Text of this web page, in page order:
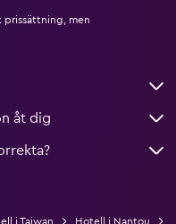
prissättning, men
åt dig
i Taiwan
Hotell i Nantou